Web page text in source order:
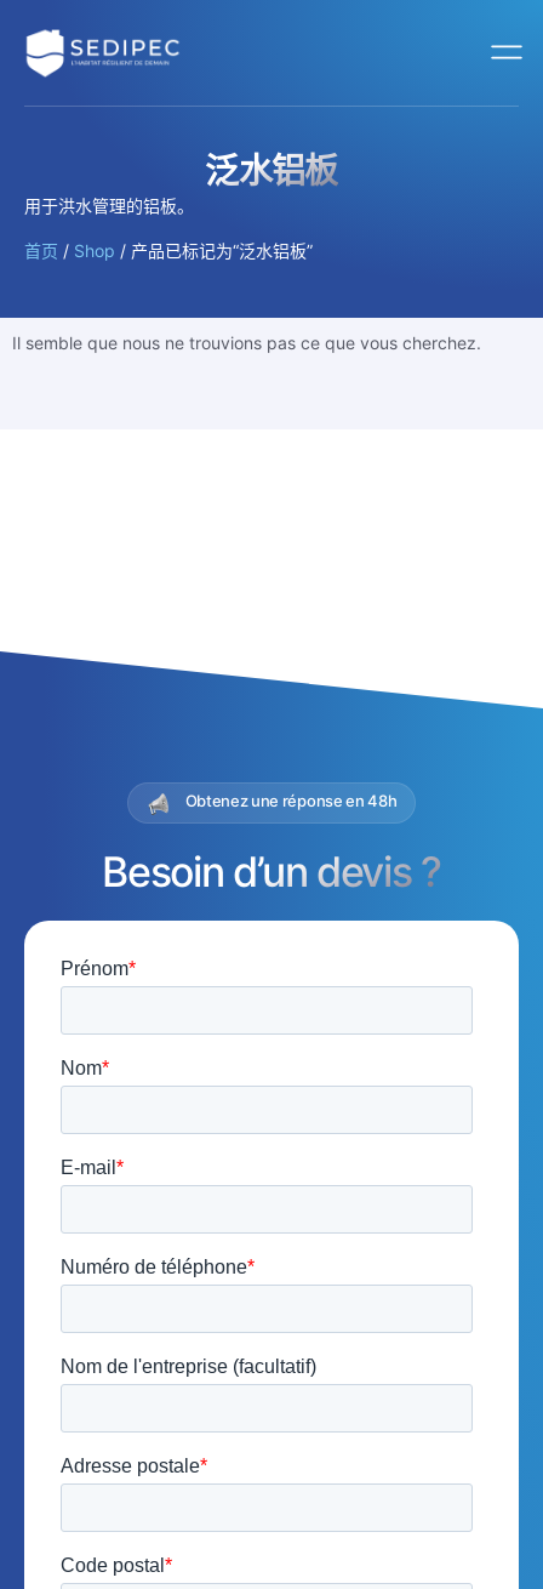
泛水铝板
用于洪水管理的铝板。
首页 / Shop / 产品已标记为“泛水铝板”
Il semble que nous ne trouvions pas ce que vous cherchez.
Obtenez une réponse en 48h
Besoin d’un devis ?